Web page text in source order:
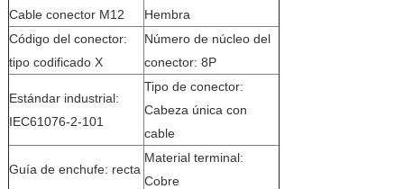
Cable conector M12
Hembra
Código del conector:
tipo codificado X
Número de núcleo del
conector: 8P
Estándar industrial:
IEC61076-2-101
Tipo de conector:
Cabeza única con
cable
Guía de enchufe: recta
Material terminal:
Cobre